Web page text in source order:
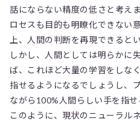
話にならない精度の低さと考え
ロセスも目的も明瞭化できない
上、人間の判断を再現できると
しかし、人間としては明らかに
ば、これほど大量の学習をしな
指せるようになるでしょうし、
ながら100%人間らしい手を指せ
このように、現状のニューラル